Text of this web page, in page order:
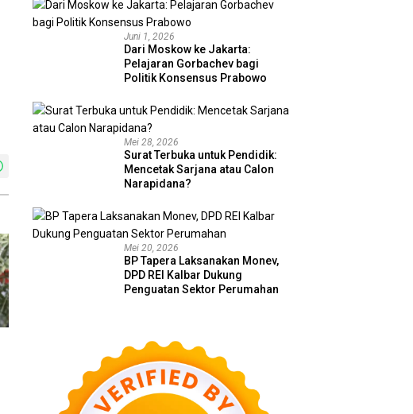
Juni 1, 2026
Dari Moskow ke Jakarta:
Pelajaran Gorbachev bagi
Politik Konsensus Prabowo
Mei 28, 2026
Surat Terbuka untuk Pendidik:
Mencetak Sarjana atau Calon
Narapidana?
Mei 20, 2026
BP Tapera Laksanakan Monev,
DPD REI Kalbar Dukung
Penguatan Sektor Perumahan